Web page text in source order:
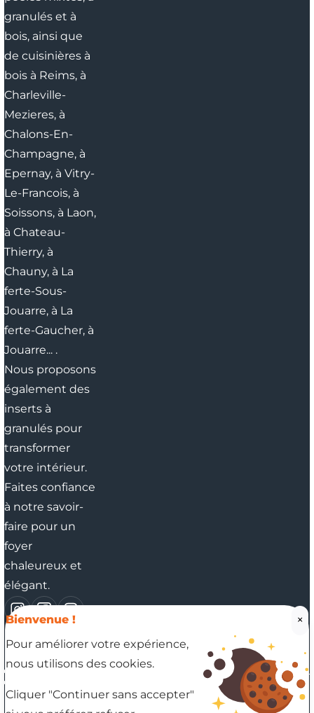
Bienvenue ! ×
Pour améliorer votre expérience,
nous utilisons des cookies.
Cliquer "Continuer sans accepter"
granulés et à
bois, ainsi que
de cuisinières à
bois à Reims, à
Charleville-
Mezieres, à
Chalons-En-
Champagne, à
Epernay, à Vitry-
Le-Francois, à
Soissons, à Laon,
à Chateau-
Thierry, à
Chauny, à La
ferte-Sous-
Jouarre, à La
ferte-Gaucher, à
Jouarre... .
Nous proposons
également des
inserts à
granulés pour
transformer
votre intérieur.
Faites confiance
à notre savoir-
faire pour un
foyer
chaleureux et
élégant.
Nos coordonnées
37 RUE DES BLANCS MONTS, 51350 CORMONTREUIL
En savoir plus